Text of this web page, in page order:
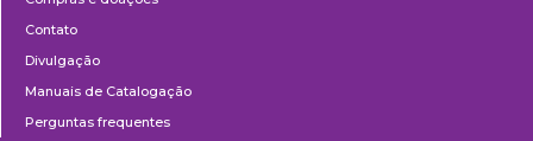
Contato
Divulgação
Manuais de Catalogação
Perguntas frequentes